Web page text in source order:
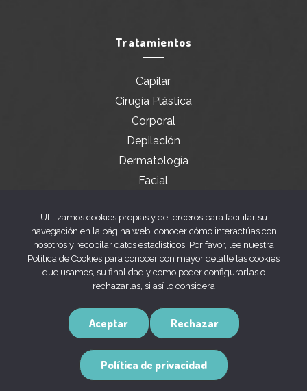
Tratamientos
Capilar
Cirugía Plástica
Corporal
Depilación
Dermatología
Facial
Aviso legal
Política de privacidad
Política de cookies
Utilizamos cookies propias y de terceros para facilitar su
navegación en la página web, conocer cómo interactúas con
nosotros y recopilar datos estadísticos. Por favor, lee nuestra
Política de Cookies para conocer con mayor detalle las cookies
que usamos, su finalidad y como poder configurarlas o
rechazarlas, si así lo considera
Aceptar Rechazar
Política de privacidad